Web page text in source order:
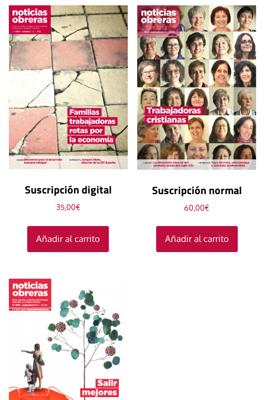
Suscripción digital
35,00€
Añadir al carrito
Suscripción normal
60,00€
Añadir al carrito